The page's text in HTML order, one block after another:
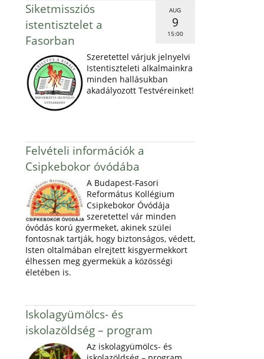
AUG
9
15:00
Siketmissziós
istentisztelet a
Fasorban
Szeretettel várjuk jelnyelvi
Istentiszteleti alkalmainkra
minden hallásukban
akadályozott Testvéreinket!
Felvételi információk a
Csipkebokor óvódába
A Budapest-Fasori
Református Kollégium
Csipkebokor Óvódája
szeretettel vár minden
óvódás korú gyermeket, akinek szülei
fontosnak tartják, hogy biztonságos, védett,
Isten oltalmában elrejtett kisgyermekkort
élhessen meg gyermekük a közösségi
életében is.
Iskolagyümölcs- és
iskolazöldség – program
Az iskolagyümölcs- és